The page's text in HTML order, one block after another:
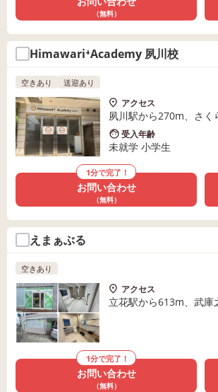
（無料）
Himawari⁺Academy 夙川校
空きあり 送迎あり
アクセス
夙川駅から270m、さく
受入年齢
未就学 小学生
1分で完了！
お問い合わせ
（無料）
えまぁぶる
空きあり
アクセス
立花駅から613m、武庫
1分で完了！
お問い合わせ
（無料）